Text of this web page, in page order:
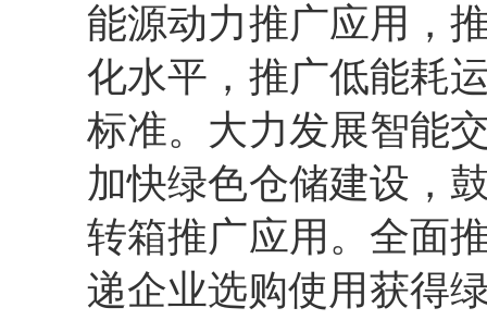
能源动力推广应用，
化水平，推广低能耗
标准。大力发展智能
加快绿色仓储建设，
转箱推广应用。全面
递企业选购使用获得